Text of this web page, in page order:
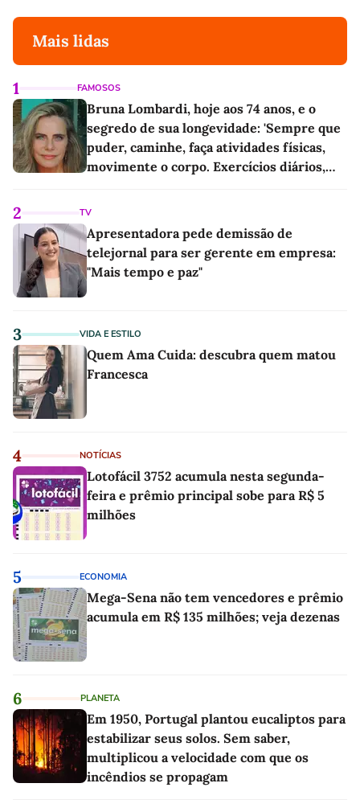
Mais lidas
1 FAMOSOS
Bruna Lombardi, hoje aos 74 anos, e o
segredo de sua longevidade: 'Sempre que
puder, caminhe, faça atividades físicas,
movimente o corpo. Exercícios diários,
2 TV
Apresentadora pede demissão de
telejornal para ser gerente em empresa:
"Mais tempo e paz"
3 VIDA E ESTILO
Quem Ama Cuida: descubra quem matou
Francesca
4 NOTÍCIAS
Lotofácil 3752 acumula nesta segunda-
feira e prêmio principal sobe para R$ 5
milhões
5 ECONOMIA
Mega-Sena não tem vencedores e prêmio
acumula em R$ 135 milhões; veja dezenas
6 PLANETA
Em 1950, Portugal plantou eucaliptos para
estabilizar seus solos. Sem saber,
multiplicou a velocidade com que os
incêndios se propagam